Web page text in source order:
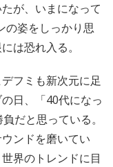
が、いまになって
の姿をしっかり思
は恐れ入る。
フミも新次元に足
日、「40代になっ
だと思っている。
ンドを磨いてい
界のトレンドに目